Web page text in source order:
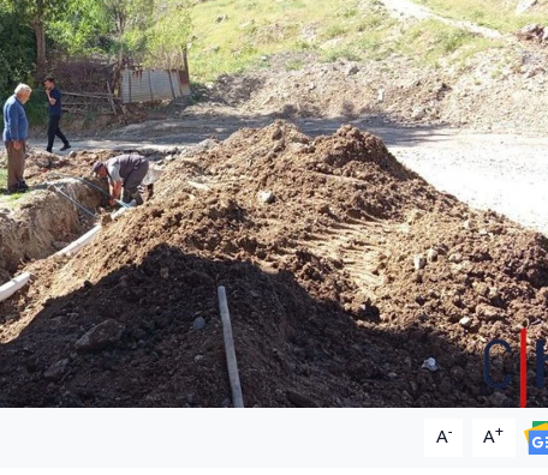
A- A+